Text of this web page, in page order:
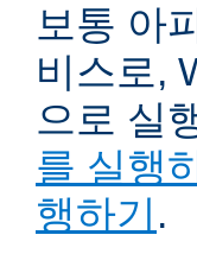
보통 아
비스로,
으로 실
를 실행
행하기 .